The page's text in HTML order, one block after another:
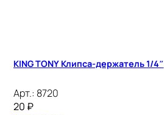
KING TONY Клипса-держатель 1/4″
Арт.: 8720
20 ₽